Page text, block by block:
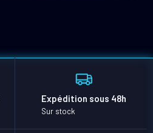
Expédition sous 48h
Sur stock